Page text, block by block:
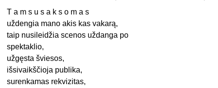
T a m s u s a k s o m a s
uždengia mano akis kas vakarą,
taip nusileidžia scenos uždanga po
spektaklio,
užgęsta šviesos,
išsivaikščioja publika,
surenkamas rekvizitas,